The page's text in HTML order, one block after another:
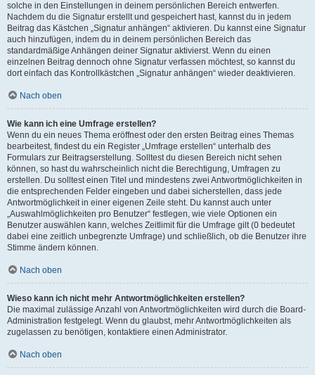
solche in den Einstellungen in deinem persönlichen Bereich entwerfen.
Nachdem du die Signatur erstellt und gespeichert hast, kannst du in jedem
Beitrag das Kästchen „Signatur anhängen“ aktivieren. Du kannst eine Signatur
auch hinzufügen, indem du in deinem persönlichen Bereich das
standardmäßige Anhängen deiner Signatur aktivierst. Wenn du einen
einzelnen Beitrag dennoch ohne Signatur verfassen möchtest, so kannst du
dort einfach das Kontrollkästchen „Signatur anhängen“ wieder deaktivieren.
Nach oben
Wie kann ich eine Umfrage erstellen?
Wenn du ein neues Thema eröffnest oder den ersten Beitrag eines Themas
bearbeitest, findest du ein Register „Umfrage erstellen“ unterhalb des
Formulars zur Beitragserstellung. Solltest du diesen Bereich nicht sehen
können, so hast du wahrscheinlich nicht die Berechtigung, Umfragen zu
erstellen. Du solltest einen Titel und mindestens zwei Antwortmöglichkeiten in
die entsprechenden Felder eingeben und dabei sicherstellen, dass jede
Antwortmöglichkeit in einer eigenen Zeile steht. Du kannst auch unter
„Auswahlmöglichkeiten pro Benutzer“ festlegen, wie viele Optionen ein
Benutzer auswählen kann, welches Zeitlimit für die Umfrage gilt (0 bedeutet
dabei eine zeitlich unbegrenzte Umfrage) und schließlich, ob die Benutzer ihre
Stimme ändern können.
Nach oben
Wieso kann ich nicht mehr Antwortmöglichkeiten erstellen?
Die maximal zulässige Anzahl von Antwortmöglichkeiten wird durch die Board-
Administration festgelegt. Wenn du glaubst, mehr Antwortmöglichkeiten als
zugelassen zu benötigen, kontaktiere einen Administrator.
Nach oben